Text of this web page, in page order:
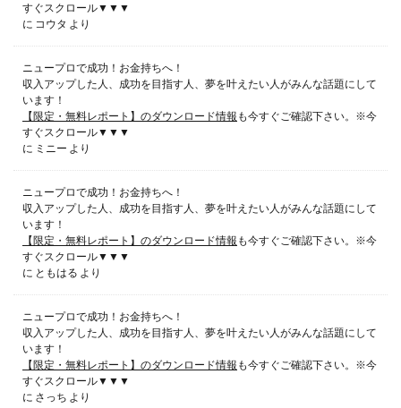
すぐスクロール▼▼▼
に コウタ より
ニュープロで成功！お金持ちへ！
収入アップした人、成功を目指す人、夢を叶えたい人がみんな話題にして
います！
【限定・無料レポート】のダウンロード情報 も今すぐご確認下さい。※今
すぐスクロール▼▼▼
に ミニー より
ニュープロで成功！お金持ちへ！
収入アップした人、成功を目指す人、夢を叶えたい人がみんな話題にして
います！
【限定・無料レポート】のダウンロード情報 も今すぐご確認下さい。※今
すぐスクロール▼▼▼
に ともはる より
ニュープロで成功！お金持ちへ！
収入アップした人、成功を目指す人、夢を叶えたい人がみんな話題にして
います！
【限定・無料レポート】のダウンロード情報 も今すぐご確認下さい。※今
すぐスクロール▼▼▼
に さっち より